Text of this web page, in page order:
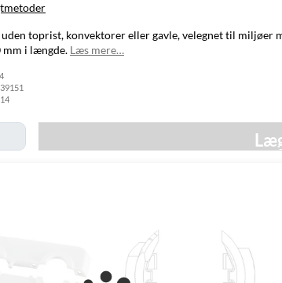
Pris
Leveres
Mandag d. 7/9
toprist, konvektorer eller gavle, velegnet til miljøer
mm i længde. Læs mere…